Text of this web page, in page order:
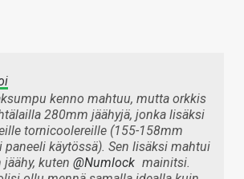
kenno mahtuu, mutta orkkis
280mm jäähyjä, jonka lisäksi
tornicoolereille (155-158mm
käytössä). Sen lisäksi mahtui
kuten @Numlock mainitsi.